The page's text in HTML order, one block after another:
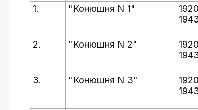
1.
"Конюшня N 1"
2. "Конюшня N 2"
3. "Конюшня N 3"